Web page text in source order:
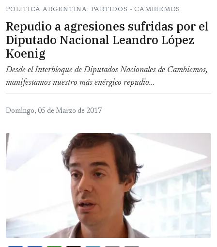
POLITICA ARGENTINA: PARTIDOS - CAMBIEMOS
Repudio a agresiones sufridas por el
Diputado Nacional Leandro López
Koenig
Desde el Interbloque de Diputados Nacionales de Cambiemos,
manifestamos nuestro más enérgico repudio...
Domingo, 05 de Marzo de 2017